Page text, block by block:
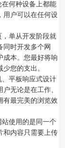
在何种设备上都能
用户可以在任何设
单从开发阶段就
同时开发多个网
成本。您最好将响
您的支出。
、平板响应式设计
无论是在工作、
有最完美的浏览效
使用的是同一个
和内容只需要上传